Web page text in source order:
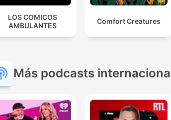
LOS COMICOS
AMBULANTES
Comfort Creatures
Más podcasts